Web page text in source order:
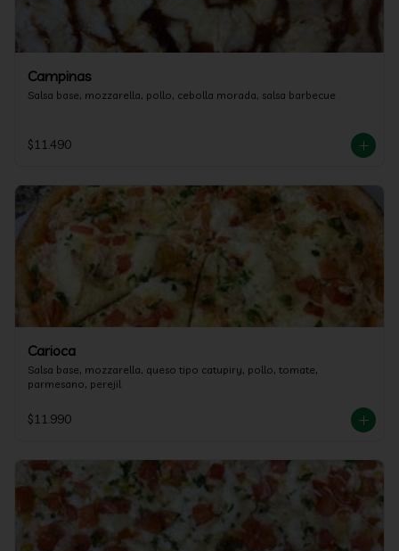
Campinas
Salsa base, mozzarella, pollo, cebolla morada, salsa barbecue
$11.490
Carioca
Salsa base, mozzarella, queso tipo catupiry, pollo, tomate,
parmesano, perejil
$11.990